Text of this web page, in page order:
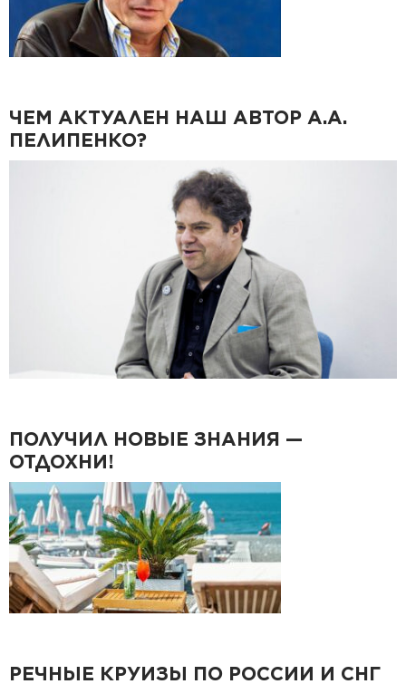
ЧЕМ АКТУАЛЕН НАШ АВТОР А.А.
ПЕЛИПЕНКО?
ПОЛУЧИЛ НОВЫЕ ЗНАНИЯ —
ОТДОХНИ!
РЕЧНЫЕ КРУИЗЫ ПО РОССИИ И СНГ